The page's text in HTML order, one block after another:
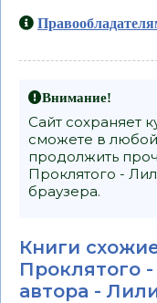
Внимание!
Сайт сохраняет
сможете в любой
продолжить
Проклятого -
браузера.
Книги
Проклятого
автора -